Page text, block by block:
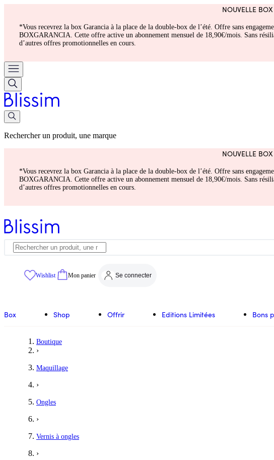
NOUVELLE
*Vous recevrez la box Garancia à la place de la double-box de l’été. Offre sans
BOXGARANCIA. Cette offre active un abonnement mensuel de 18,90€/mois. Sans
d’autres offres promotionnelles en cours.
Rechercher un produit, une marque
NOUVELLE
*Vous recevrez la box Garancia à la place de la double-box de l’été. Offre sans
BOXGARANCIA. Cette offre active un abonnement mensuel de 18,90€/mois. Sans
d’autres offres promotionnelles en cours.
Wishlist Mon panier Se connecter
Box Shop Offrir Editions Limitées Bons
Boutique
›
Maquillage
›
Ongles
›
Vernis à ongles
›